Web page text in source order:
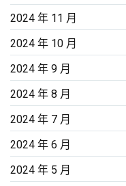
2024 年 11 月
2024 年 10 月
2024 年 9 月
2024 年 8 月
2024 年 7 月
2024 年 6 月
2024 年 5 月